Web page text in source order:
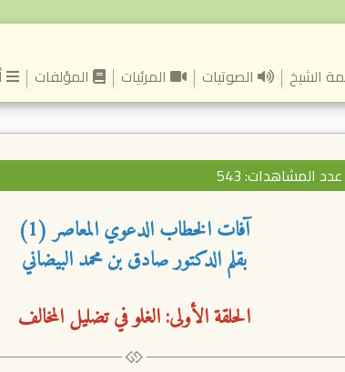
الشيخ الصوتيات المرئيات المؤلفات
عدد المشاهدات: 543
آفات الخطاب الدعوي المعاصر (1)
بقلم الدكتور صادق بن محمد البيضاني
الحلقة الأولى: الغلو في تضليل المخالف